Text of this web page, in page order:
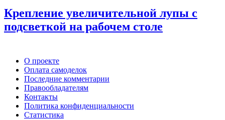
Крепление увеличительной лупы с
подсветкой на рабочем столе
О проекте
Оплата самоделок
Последние комментарии
Правообладателям
Контакты
Политика конфиденциальности
Статистика